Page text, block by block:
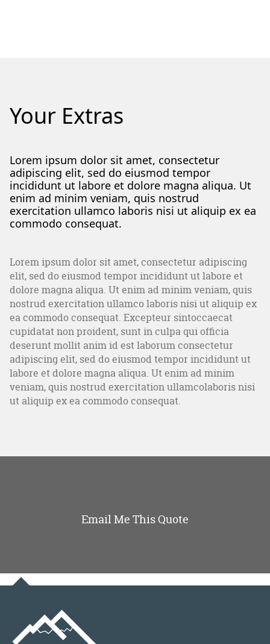
Your Extras
Lorem ipsum dolor sit amet, consectetur
adipiscing elit, sed do eiusmod tempor
incididunt ut labore et dolore magna aliqua. Ut
enim ad minim veniam, quis nostrud
exercitation ullamco laboris nisi ut aliquip ex ea
commodo consequat.
Lorem ipsum dolor sit amet, consectetur adipiscing
elit, sed do eiusmod tempor incididunt ut labore et
dolore magna aliqua. Ut enim ad minim veniam, quis
nostrud exercitation ullamco laboris nisi ut aliquip ex
ea commodo consequat. Excepteur sintoccaecat
cupidatat non proident, sunt in culpa qui officia
deserunt mollit anim id est laborum consectetur
adipiscing elit, sed do eiusmod tempor incididunt ut
labore et dolore magna aliqua. Ut enim ad minim
veniam, quis nostrud exercitation ullamcolaboris nisi
ut aliquip ex ea commodo consequat.
Email Me This Quote